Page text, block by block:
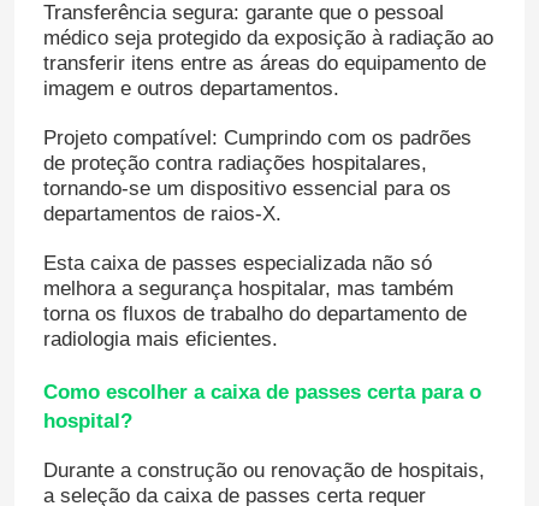
Transferência segura: garante que o pessoal
médico seja protegido da exposição à radiação ao
transferir itens entre as áreas do equipamento de
imagem e outros departamentos.
Projeto compatível: Cumprindo com os padrões
de proteção contra radiações hospitalares,
tornando-se um dispositivo essencial para os
departamentos de raios-X.
Esta caixa de passes especializada não só
melhora a segurança hospitalar, mas também
torna os fluxos de trabalho do departamento de
radiologia mais eficientes.
Como escolher a caixa de passes certa para o
hospital?
Durante a construção ou renovação de hospitais,
a seleção da caixa de passes certa requer